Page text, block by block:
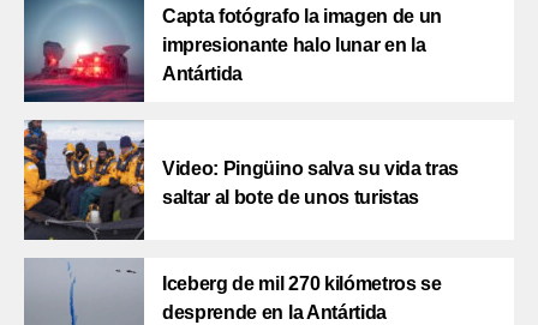
Capta fotógrafo la imagen de un
impresionante halo lunar en la
Antártida
Video: Pingüino salva su vida tras
saltar al bote de unos turistas
Iceberg de mil 270 kilómetros se
desprende en la Antártida